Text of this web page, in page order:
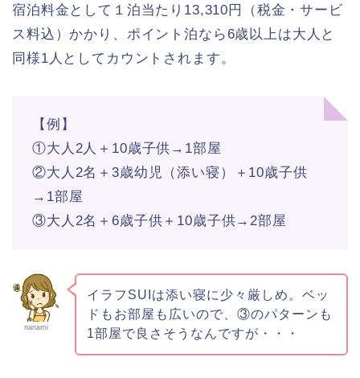
宿泊料金として１泊当たり13,310円（税金・サービ
ス料込）かかり、ポイント泊なら6歳以上は大人と
同様1人としてカウントされます。
【例】
①大人2人＋10歳子供→1部屋
②大人2名＋3歳幼児（添い寝）＋10歳子供
→1部屋
③大人2名＋6歳子供＋10歳子供→2部屋
nanami
イラフSUIは添い寝に少々厳しめ。ベッ
ドもお部屋も広いので、③のパターンも
1部屋で良さそうなんですが・・・